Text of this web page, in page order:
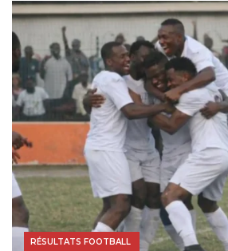
ACTUALITÉS FOOTBALL
RÉSULTATS FOOTBALL